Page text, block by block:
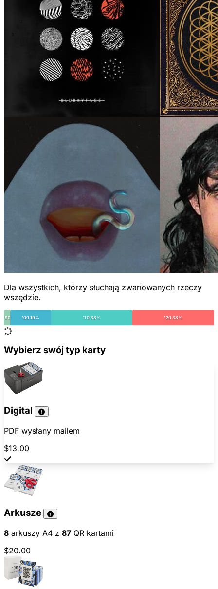
Dla wszystkich, którzy słuchają zwariowanych rzeczy
wszędzie.
'90 '00 19% '10 38% '20 38%
Wybierz swój typ karty
Digital
PDF wysłany mailem
$13.00
Arkusze
8 arkuszy A4 z 87 QR kartami
$20.00